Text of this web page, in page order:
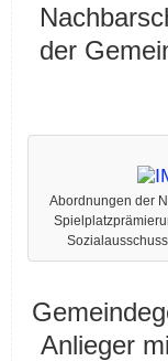
der
Abordnungen der
Anlieger